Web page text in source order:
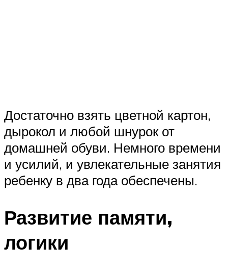
Достаточно взять цветной картон,
дырокол и любой шнурок от
домашней обуви. Немного времени
и усилий, и увлекательные занятия
ребенку в два года обеспечены.
Развитие памяти,
логики